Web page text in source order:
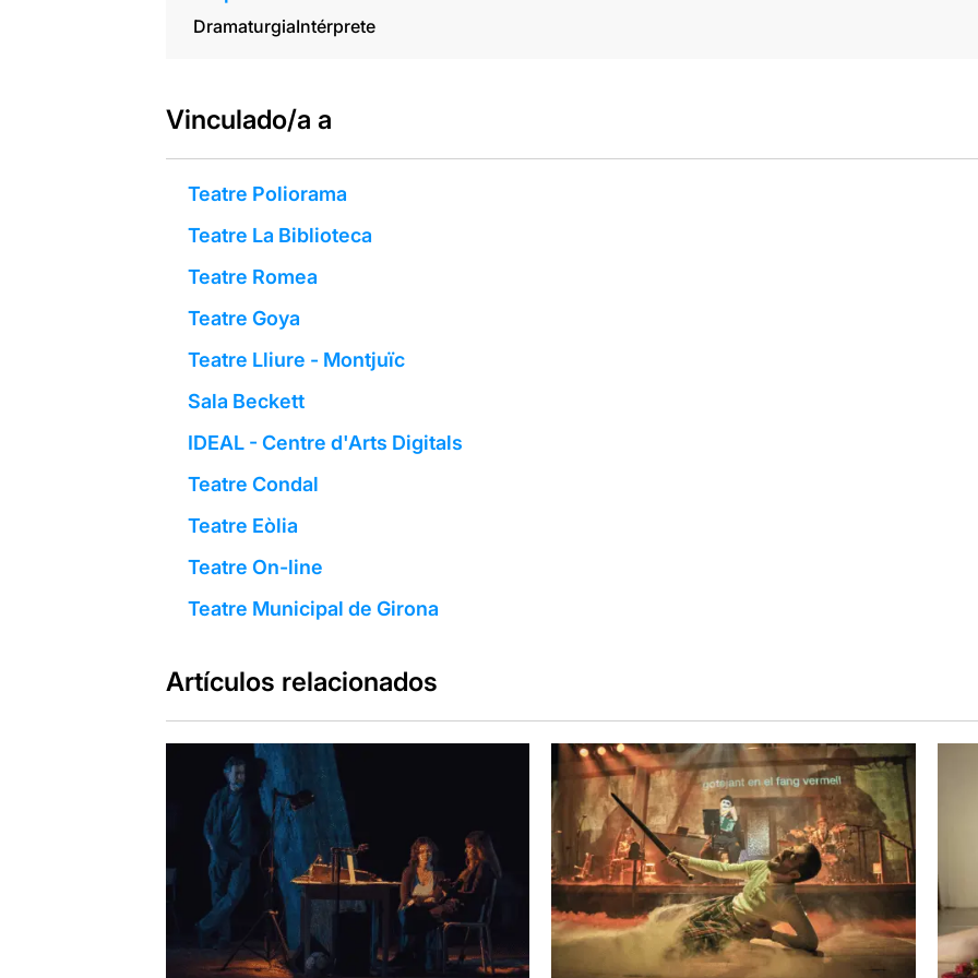
DramaturgiaIntérprete
Vinculado/a a
Teatre Poliorama
Teatre La Biblioteca
Teatre Romea
Teatre Goya
Teatre Lliure - Montjuïc
Sala Beckett
IDEAL - Centre d'Arts Digitals
Teatre Condal
Teatre Eòlia
Teatre On-line
Teatre Municipal de Girona
Artículos relacionados